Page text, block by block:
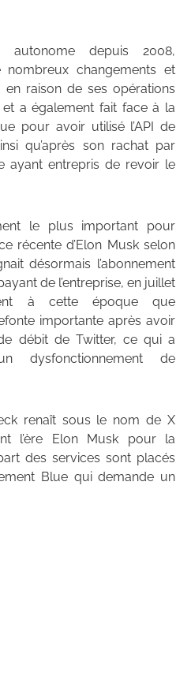
autonome depuis 2008,
changements et
raison de ses opérations
a également fait face à la
pour avoir utilisé l’API de
qu’après son rachat par
ayant entrepris de revoir le
le plus important pour
récente d’Elon Musk selon
désormais l’abonnement
de l’entreprise, en juillet
à cette époque que
importante après avoir
débit de Twitter, ce qui a
dysfonctionnement de
renaît sous le nom de X
l’ère Elon Musk pour la
des services sont placés
Blue qui demande un